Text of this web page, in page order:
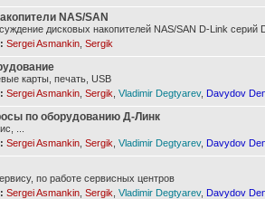
NAS/SAN
дисковых накопителей NAS/SAN D-Link серий
Sergei Asmankin Sergik
карты, печать, USB
Sergei Asmankin Sergik Vladimir Degtyarev, Davydov
по оборудованию Д-Линк
...
Sergei Asmankin Sergik Vladimir Degtyarev, Davydov
по работе сервисных центров
Sergei Asmankin Sergik Vladimir Degtyarev, Davydov